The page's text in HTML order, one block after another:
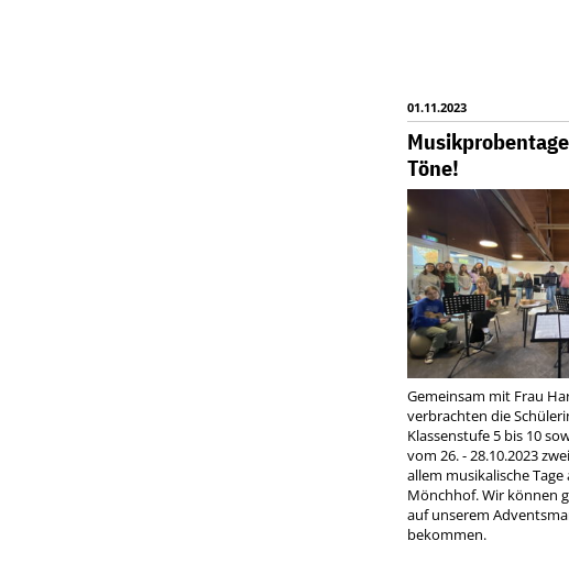
01.11.2023
Töne!
Gemeinsam mit Frau
verbrachten die
Klassenstufe 5 bis 10
vom 26. - 28.10.2023
allem musikalische
Mönchhof. Wir können
auf unserem
bekommen.